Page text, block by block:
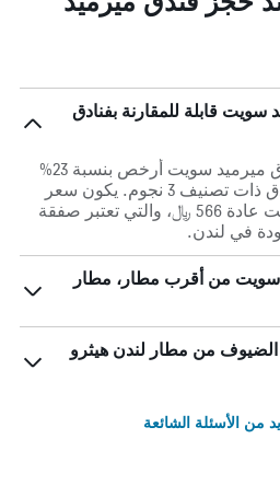
قابلة للمقارنة بفنادق
متوسط سعر الليلة في فندق ميرميد سويت أرخص بنسبة 23%
عن الوسطي في لندن لفنادق ذات تصنيف 3 نجوم. يكون سعر
الليلة في فندق ميرميد سويت عادة 566 ﷼، والتي تعتبر صفقة
في لندن.
من أقرب مطار، مطار
من مطار لندن هيثرو
من الأسئلة الشائعة